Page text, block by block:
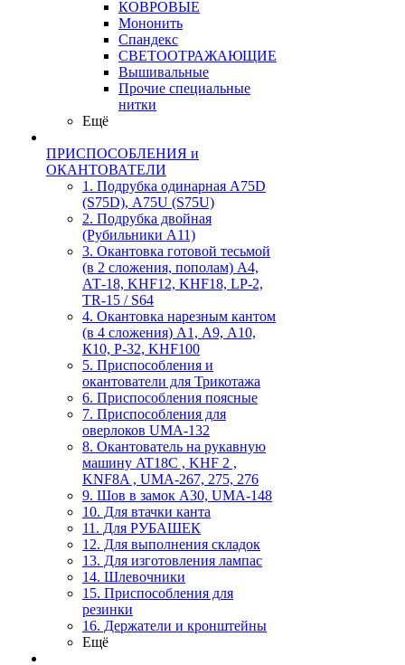
КОВРОВЫЕ
Мононить
Спандекс
СВЕТООТРАЖАЮЩИЕ
Вышивальные
Прочие специальные
нитки
Ещё
ПРИСПОСОБЛЕНИЯ и
ОКАНТОВАТЕЛИ
1. Подрубка одинарная А75D
(S75D), А75U (S75U)
2. Подрубка двойная
(Рубильники А11)
3. Окантовка готовой тесьмой
(в 2 сложения, пополам) А4,
АТ-18, KHF12, KHF18, LP-2,
TR-15 / S64
4. Окантовка нарезным кантом
(в 4 сложения) А1, А9, А10,
К10, Р-32, KHF100
5. Приспособления и
окантователи для Трикотажа
6. Приспособления поясные
7. Приспособления для
оверлоков UMA-132
8. Окантователь на рукавную
машину AT18C , KHF 2 ,
KNF8A , UMA-267, 275, 276
9. Шов в замок А30, UMA-148
10. Для втачки канта
11. Для РУБАШЕК
12. Для выполнения складок
13. Для изготовления лампас
14. Шлевочники
15. Приспособления для
резинки
16. Держатели и кронштейны
Ещё